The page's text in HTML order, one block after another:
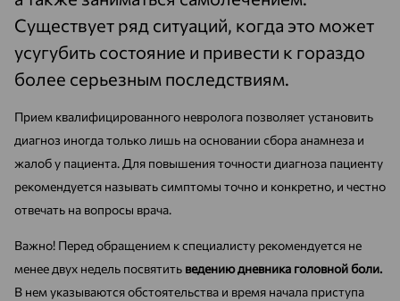
Существует ряд ситуаций, когда это может
усугубить состояние и привести к гораздо
более серьезным последствиям.
Прием квалифицированного невролога позволяет установить
диагноз иногда только лишь на основании сбора анамнеза и
жалоб у пациента. Для повышения точности диагноза пациенту
рекомендуется называть симптомы точно и конкретно, и честно
отвечать на вопросы врача.
Важно! Перед обращением к специалисту рекомендуется не
менее двух недель посвятить ведению дневника головной боли.
В нем указываются обстоятельства и время начала приступа